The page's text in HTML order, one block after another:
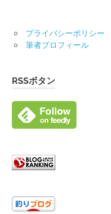
プライバシーポリシー
筆者プロフィール
RSSボタン